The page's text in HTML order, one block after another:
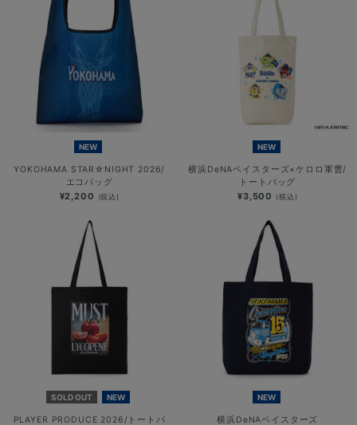
NEW
YOKOHAMA STAR☆NIGHT 2026/
エコバッグ
¥2,200 (税込)
NEW
横浜DeNAベイスターズ×ケロロ軍曹/
トートバッグ
¥3,500 (税込)
SOLD OUT NEW
PLAYER PRODUCE 2026/トートバ
NEW
横浜DeNAベイスターズ